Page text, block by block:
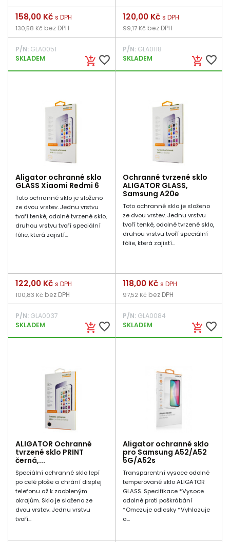
add_shopping_cart favorite_border
Cena
158,00 Kč s DPH
130,58 Kč bez DPH
P/N: GLA0051
SKLADEM
add_shopping_cart favorite_border
Cena
120,00 Kč s DPH
99,17 Kč bez DPH
P/N:GLA0118
SKLADEM
Aligator ochranné sklo
GLASS Xiaomi Redmi 6
Toto ochranné sklo je složeno
ze dvou vrstev. Jednu vrstvu
tvoří tenké, odolné tvrzené sklo,
druhou vrstvu tvoří speciální
fólie, která zajistí...
add_shopping_cart favorite_border
Cena
122,00 Kč s DPH
100,83 Kč bez DPH
P/N: GLA0037
SKLADEM
Ochranné tvrzené sklo
ALIGATOR GLASS,
Samsung A20e
Toto ochranné sklo je složeno
ze dvou vrstev. Jednu vrstvu
tvoří tenké, odolné tvrzené sklo,
druhou vrstvu tvoří speciální
fólie, která zajistí...
add_shopping_cart favorite_border
Cena
118,00 Kč s DPH
97,52 Kč bez DPH
P/N:GLA0084
SKLADEM
ALIGATOR Ochranné
tvrzené sklo PRINT
černá,...
Speciální ochranné sklo lepí
po celé ploše a chrání displej
telefonu až k zaobleným
okrajům. Sklo je složeno ze
dvou vrstev. Jednu vrstvu
tvoří...
Aligator ochranné sklo
pro Samsung A52/A52
5G/A52s
Transparentní vysoce odolné
temperované sklo ALIGATOR
GLASS. Specifikace *Vysoce
odolné proti poškrábání
*Omezuje odlesky *Vyhlazuje
a...